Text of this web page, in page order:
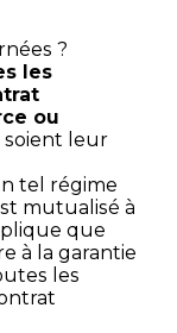
?
les
ou
soient leur
tel régime
mutualisé à
que
à la garantie
les